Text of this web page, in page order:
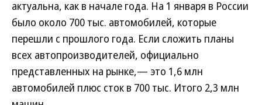
актуальна, как в начале года. На 1 января в России
было около 700 тыс. автомобилей, которые
перешли с прошлого года. Если сложить планы
всех автопроизводителей, официально
представленных на рынке,— это 1,6 млн
автомобилей плюс сток в 700 тыс. Итого 2,3 млн